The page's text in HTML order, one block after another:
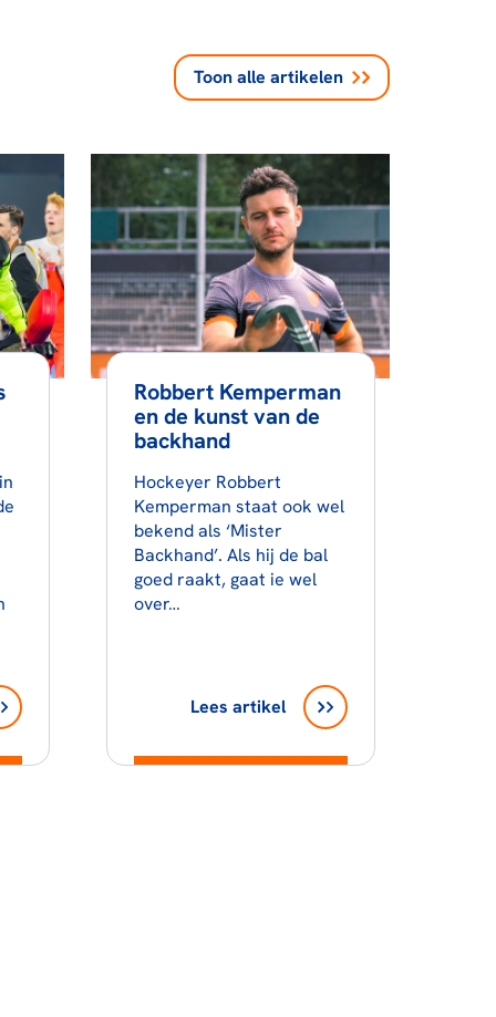
Toon alle artikelen
Robbert Kemperman
en de kunst van de
backhand
Hockeyer Robbert
Kemperman staat ook wel
bekend als ‘Mister
Backhand’. Als hij de bal
goed raakt, gaat ie wel
over…
Lees artikel